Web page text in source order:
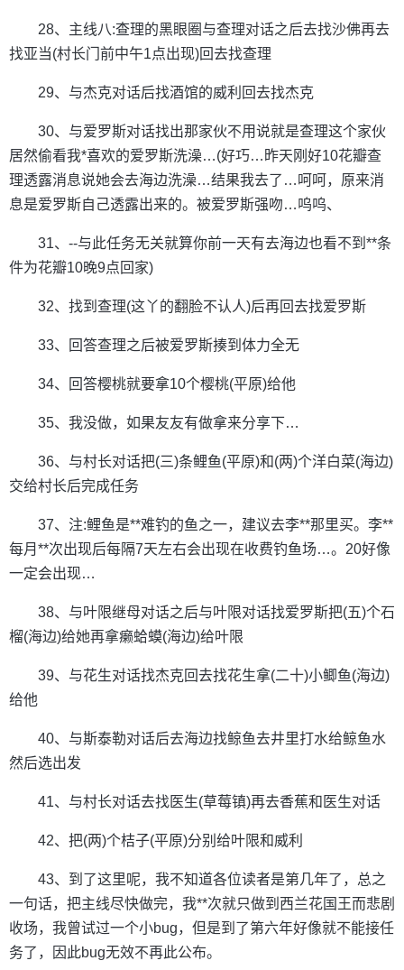
28、主线八:查理的黑眼圈与查理对话之后去找沙佛再去
找亚当(村长门前中午1点出现)回去找查理
29、与杰克对话后找酒馆的威利回去找杰克
30、与爱罗斯对话找出那家伙不用说就是查理这个家伙
居然偷看我*喜欢的爱罗斯洗澡…(好巧…昨天刚好10花瓣查
理透露消息说她会去海边洗澡…结果我去了…呵呵，原来消
息是爱罗斯自己透露出来的。被爱罗斯强吻…呜呜、
31、--与此任务无关就算你前一天有去海边也看不到**条
件为花瓣10晚9点回家)
32、找到查理(这丫的翻脸不认人)后再回去找爱罗斯
33、回答查理之后被爱罗斯揍到体力全无
34、回答樱桃就要拿10个樱桃(平原)给他
35、我没做，如果友友有做拿来分享下…
36、与村长对话把(三)条鲤鱼(平原)和(两)个洋白菜(海边)
交给村长后完成任务
37、注:鲤鱼是**难钓的鱼之一，建议去李**那里买。李**
每月**次出现后每隔7天左右会出现在收费钓鱼场…。20好像
一定会出现…
38、与叶限继母对话之后与叶限对话找爱罗斯把(五)个石
榴(海边)给她再拿癞蛤蟆(海边)给叶限
39、与花生对话找杰克回去找花生拿(二十)小鲫鱼(海边)
给他
40、与斯泰勒对话后去海边找鲸鱼去井里打水给鲸鱼水
然后选出发
41、与村长对话去找医生(草莓镇)再去香蕉和医生对话
42、把(两)个桔子(平原)分别给叶限和威利
43、到了这里呢，我不知道各位读者是第几年了，总之
一句话，把主线尽快做完，我**次就只做到西兰花国王而悲剧
收场，我曾试过一个小bug，但是到了第六年好像就不能接任
务了，因此bug无效不再此公布。